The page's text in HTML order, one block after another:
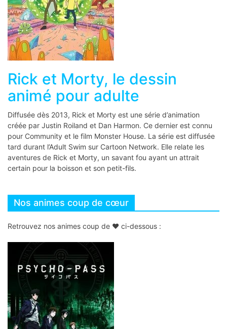
Rick et Morty, le dessin
animé pour adulte
Diffusée dès 2013, Rick et Morty est une série d’animation
créée par Justin Roiland et Dan Harmon. Ce dernier est connu
pour Community et le film Monster House. La série est diffusée
tard durant l’Adult Swim sur Cartoon Network. Elle relate les
aventures de Rick et Morty, un savant fou ayant un attrait
certain pour la boisson et son petit-fils.
Nos animes coup de cœur
Retrouvez nos animes coup de ♥ ci-dessous :